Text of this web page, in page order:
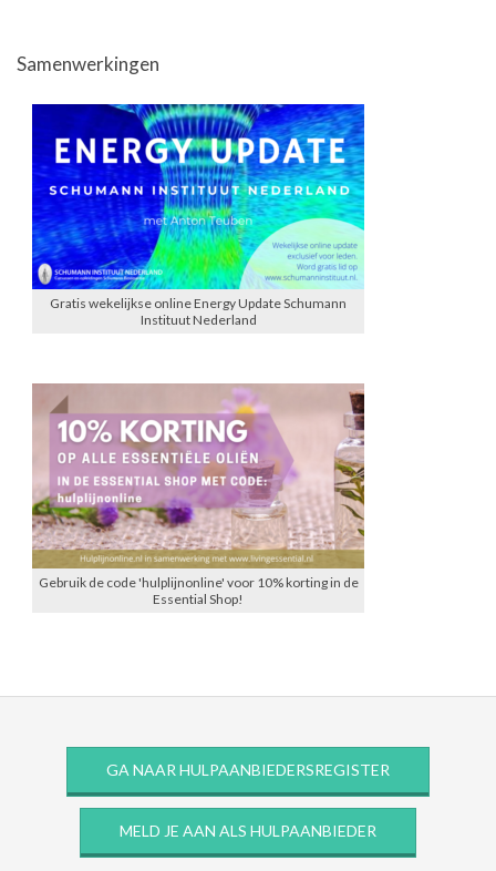
Samenwerkingen
Gratis wekelijkse online Energy Update Schumann
Instituut Nederland
Gebruik de code 'hulplijnonline' voor 10% korting in de
Essential Shop!
GA NAAR HULPAANBIEDERSREGISTER
MELD JE AAN ALS HULPAANBIEDER